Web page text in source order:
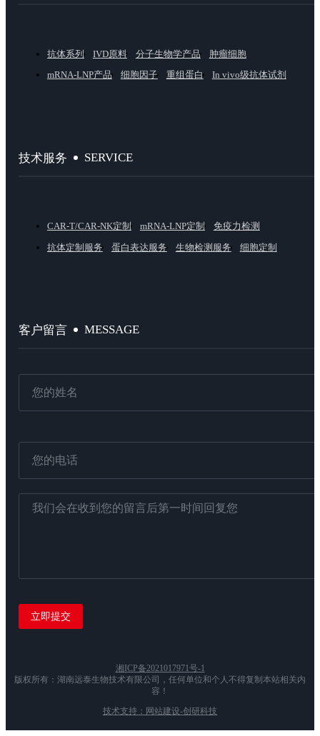
抗体系列 IVD原料 分子生物学产品
肿瘤细胞
mRNA-LNP产品
细胞因子 重组蛋白 In vivo级抗体试剂
技术服务 SERVICE
CAR-T/CAR-NK定制 mRNA-LNP定制
免疫力检测
抗体定制服务
蛋白表达服务 生物检测服务 细胞定制
客户留言 MESSAGE
湘ICP备2021017971号-1
版权所有：湖南远泰生物技术有限公司，任何单位和个人不得复制本站相关内
容！
技术支持：网站建设-创研科技